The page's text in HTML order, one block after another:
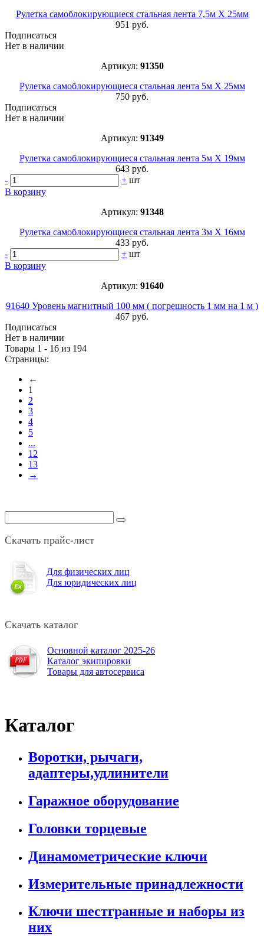
Рулетка самоблокирующиеся стальная лента 7,5м Х 25мм
951 руб.
Подписаться
Нет в наличии
Артикул: 91350
Рулетка самоблокирующиеся стальная лента 5м Х 25мм
750 руб.
Подписаться
Нет в наличии
Артикул: 91349
Рулетка самоблокирующиеся стальная лента 5м Х 19мм
643 руб.
-
+ шт
В корзину
Артикул: 91348
Рулетка самоблокирующиеся стальная лента 3м Х 16мм
433 руб.
-
+ шт
В корзину
Артикул: 91640
91640 Уровень магнитный 100 мм ( погрешность 1 мм на 1 м )
467 руб.
Подписаться
Нет в наличии
Товары 1 - 16 из 194
Страницы:
←
1
2
3
4
5
...
12
13
→
Скачать прайс-лист
Для физических лиц
Для юридических лиц
Скачать каталог
Основной каталог 2025-26
Каталог экипировки
Товары для автосервиса
Каталог
Воротки, рычаги,
адаптеры,удлинители
Гаражное оборудование
Головки торцевые
Динамометрические ключи
Измерительные принадлежности
Ключи шестгранные и наборы из
них